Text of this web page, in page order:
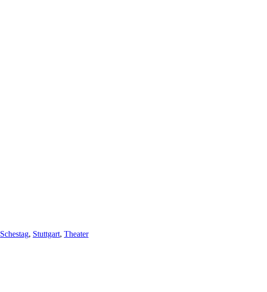
Schestag, Stuttgart, Theater